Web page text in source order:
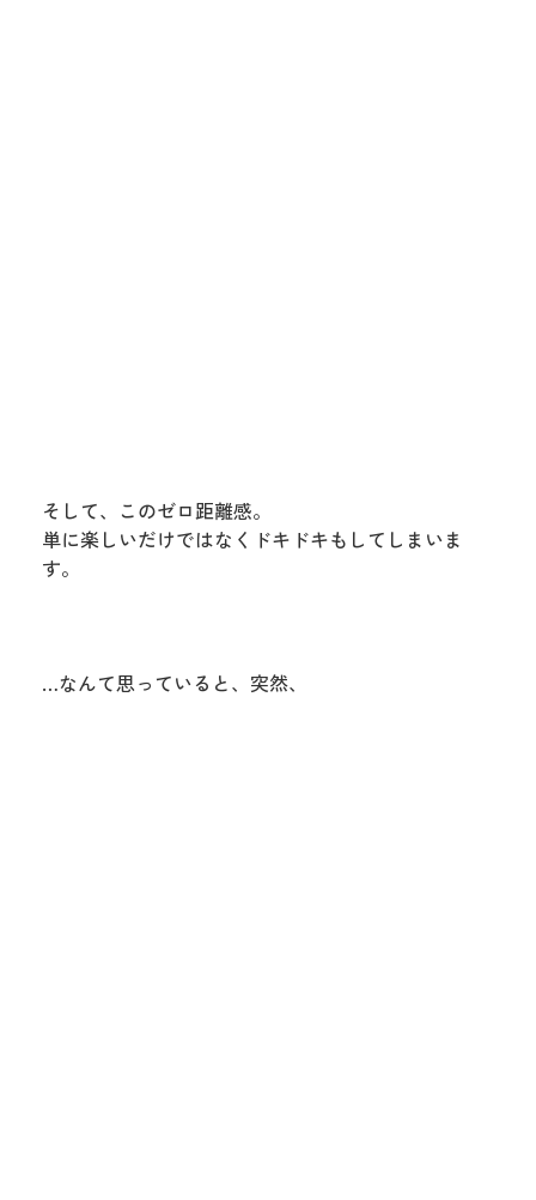
そして、このゼロ距離感。
単に楽しいだけではなくドキドキもしてしまいま
す。
…なんて思っていると、突然、